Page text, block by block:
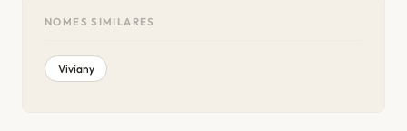
NOMES SIMILARES
Viviany